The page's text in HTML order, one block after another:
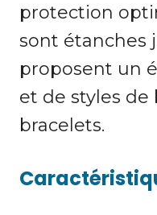
protection
sont étanches
proposent un
et de styles
bracelets.